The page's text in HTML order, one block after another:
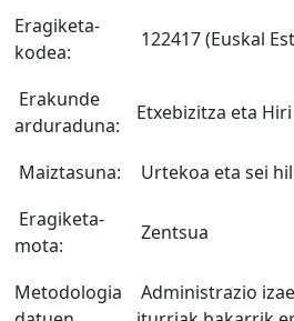
Eragiketa-
kodea:
122417 (Euskal
Erakunde
arduraduna:
Etxebizitza eta
Maiztasuna:
Urtekoa eta sei
Eragiketa-
mota:
Zentsua
Metodologia
Administrazio